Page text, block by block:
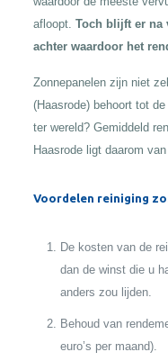
afloopt. Toch blijft er na
achter waardoor het
Zonnepanelen zijn niet
(Haasrode) behoort tot
ter wereld? Gemiddeld
Haasrode ligt daarom
Voordelen reiniging
De kosten van de
dan de winst die u
anders zou lijden.
Behoud van
euro’s per maand).